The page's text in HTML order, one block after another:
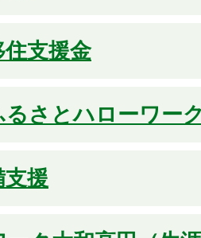
支援金
るさとハローワー
援